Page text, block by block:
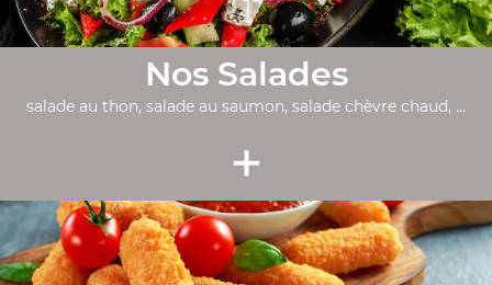
Nos Salades
salade au thon, salade au saumon, salade chèvre chaud, ...
+